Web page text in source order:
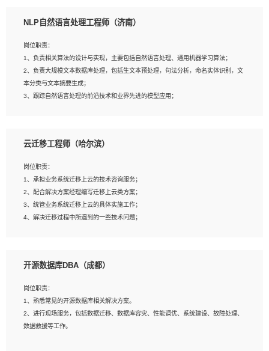
验的更佳；
3、熟悉数据库开发，熟悉Mysql、Oracle、MongoDb数据库应用开发其中一种；
4、熟悉Python Wed框架（Django/Flask...）代码能力优秀，熟悉编码规范和具备
良好的文档编写能力）；
5、沟通表达能力强，具备团队协作能力。
NLP自然语言处理工程师（济南）
岗位职责：
1、负责相关算法的设计与实现，主要包括自然语言处理、通用机器学习算法；
2、负责大规模文本数据库处理，包括生文本预处理，句法分析，命名实体识别，文
本分类与文本摘要生成；
3、跟踪自然语言处理的前沿技术和业界先进的模型应用；
岗位要求：
2、熟悉tensorflow，keras，pytorch等常规深度学习框架，快速根据客户需求实现
有效的模型；
3、熟悉掌握至少一种编程语言，如：Python，Java；
4、 熟悉NLP相关算法与实现；
5、至少有一次及以上问答系统的项目实践，熟悉问答系统全流程开发者优先；
云迁移工程师（哈尔滨）
岗位职责：
1、承担业务系统迁移上云的技术咨询服务；
2、配合解决方案经理编写迁移上云类方案；
3、统管业务系统迁移上云的具体实施工作；
4、解决迁移过程中所遇到的一些技术问题；
1、专科及以上学历，三年以上工作经验，计算机等相关专业；
3、熟悉常见操作系统、存储、网络、 IO 等相关原理；
4、具有迁移工具实操经验，具备P2V、V2V迁移能力；
5、熟练华为、VMware虚拟化、云计算及云存储技术；
6、熟悉主流数据库、应用服务器、中间件部署架构和运维方法；
开源数据库DBA（成都）
岗位职责：
1、熟悉常见的开源数据库相关解决方案。
2、进行现场服务，包括数据迁移、数据库容灾、性能调优、系统建设、故障处理、
数据救援等工作。